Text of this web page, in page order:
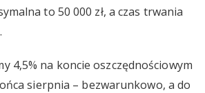
to 50 000 zł, a czas trwania
4,5% na koncie oszczędnościowym
sierpnia – bezwarunkowo, a do